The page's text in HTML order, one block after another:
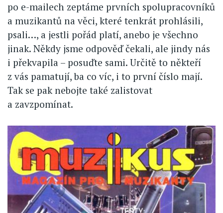
po e-mailech zeptáme prvních spolupracovníků
a muzikantů na věci, které tenkrát prohlásili,
psali…, a jestli pořád platí, anebo je všechno
jinak. Někdy jsme odpověď čekali, ale jindy nás
i překvapila – posuďte sami. Určitě to někteří
z vás pamatují, ba co víc, i to první číslo mají.
Tak se pak nebojte také zalistovat
a zavzpomínat.